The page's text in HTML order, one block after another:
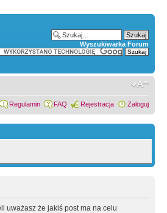
Wyszukiwarka Forum
Regulamin FAQ Rejestracja Zaloguj
uważasz że jakiś post ma na celu